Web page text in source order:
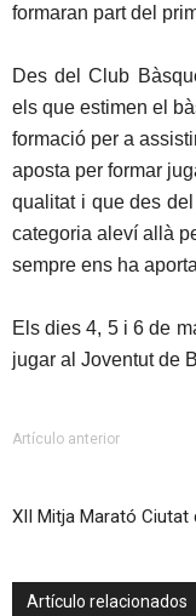
formaran part del
Des del Club
els que estimen el
formació per a
aposta per formar
qualitat i que des
categoria aleví allà
sempre ens ha
Els dies 4, 5 i 6 de
jugar al Joventut de
Artículo anterior
XII Mitja Marató Ciutat
Artículo relacionados